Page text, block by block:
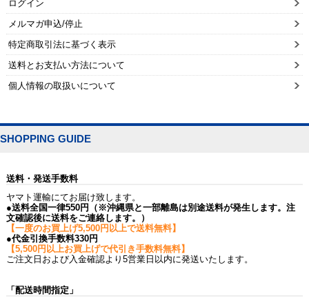
ログイン
メルマガ申込/停止
特定商取引法に基づく表示
送料とお支払い方法について
個人情報の取扱いについて
SHOPPING GUIDE
送料・発送手数料
ヤマト運輸にてお届け致します。
●送料全国一律550円（※沖縄県と一部離島は別途送料が発生します。注
文確認後に送料をご連絡します。）
【一度のお買上げ5,500円以上で送料無料】
●代金引換手数料330円
【5,500円以上お買上げで代引き手数料無料】
ご注文日および入金確認より5営業日以内に発送いたします。
「配送時間指定」